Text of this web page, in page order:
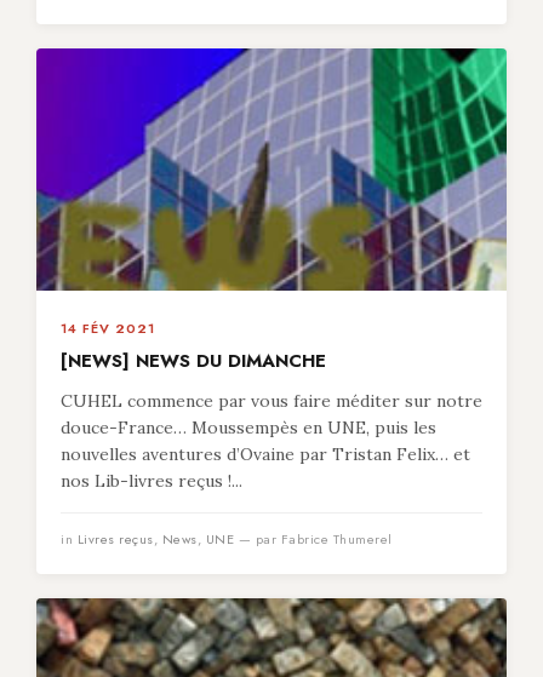
14 FÉV 2021
[NEWS] NEWS DU DIMANCHE
CUHEL commence par vous faire méditer sur notre
douce-France… Moussempès en UNE, puis les
nouvelles aventures d’Ovaine par Tristan Felix… et
nos Lib-livres reçus !...
in Livres reçus, News, UNE — par Fabrice Thumerel